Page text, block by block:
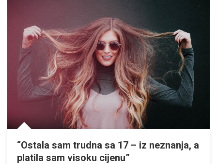
“Ostala sam trudna sa 17 – iz neznanja, a
platila sam visoku cijenu”